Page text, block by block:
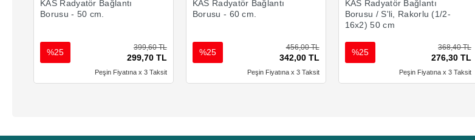
KAS Radyatör Bağlantı
Borusu - 50 cm.
399,60 TL
299,70 TL
%25
Peşin Fiyatına x 3 Taksit
KAS Radyatör Bağlantı
Borusu - 60 cm.
456,00 TL
342,00 TL
%25
Peşin Fiyatına x 3 Taksit
KAS Radyatör Bağlantı
Borusu / S'li, Rakorlu (1/2-
16x2) 50 cm
368,40 TL
276,30 TL
%25
Peşin Fiyatına x 3 Taksit